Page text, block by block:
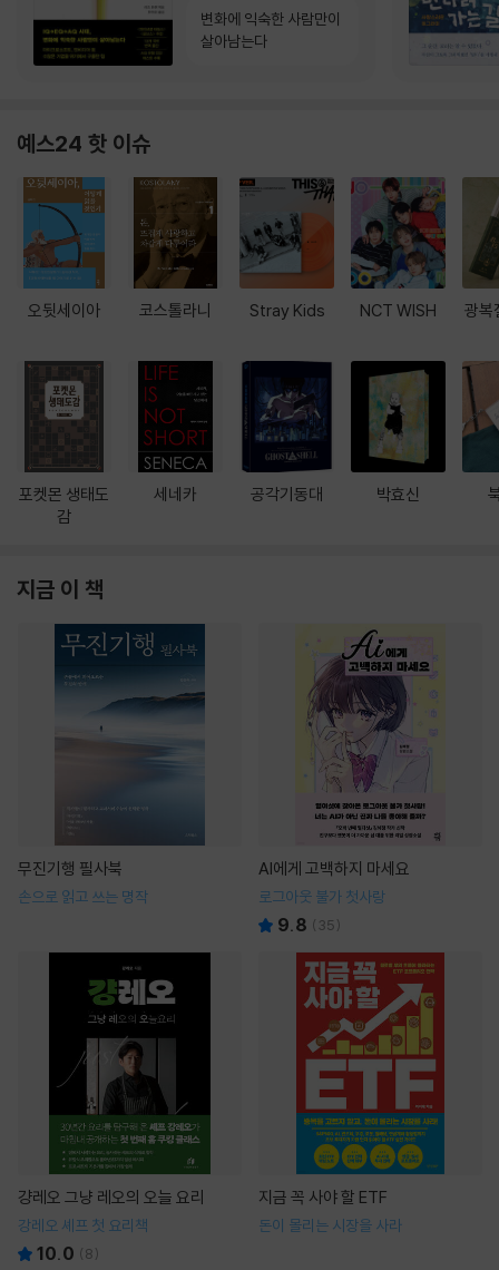
변화에 익숙한 사람만이
살아남는다
예스24 핫 이슈
오뒷세이아
포켓몬 생태도
감
코스톨라니
세네카
Stray Kids
공각기동대
NCT WISH
박효신
광복
지금 이 책
무진기행 필사북
손으로 읽고 쓰는 명작
AI에게 고백하지 마세요
로그아웃 불가 첫사랑
9.8 ( 35)
걍레오 그냥 레오의 오늘 요리
강레오 셰프 첫 요리책
10.0 (8)
지금 꼭 사야 할 ETF
돈이 몰리는 시장을 사라